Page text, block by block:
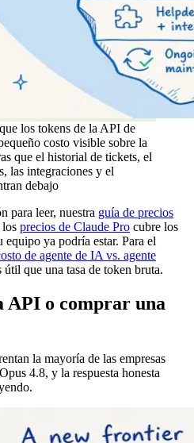
los tokens de la API de
costo visible sobre la
que el historial de tickets, el
las integraciones y el
debajo
para leer, nuestra guía de precios
precios de Claude Pro cubre los
equipo ya podría estar. Para el
de agente de IA vs. agente
útil que una tasa de token bruta.
API o comprar una
la mayoría de las empresas
4.8, y la respuesta honesta